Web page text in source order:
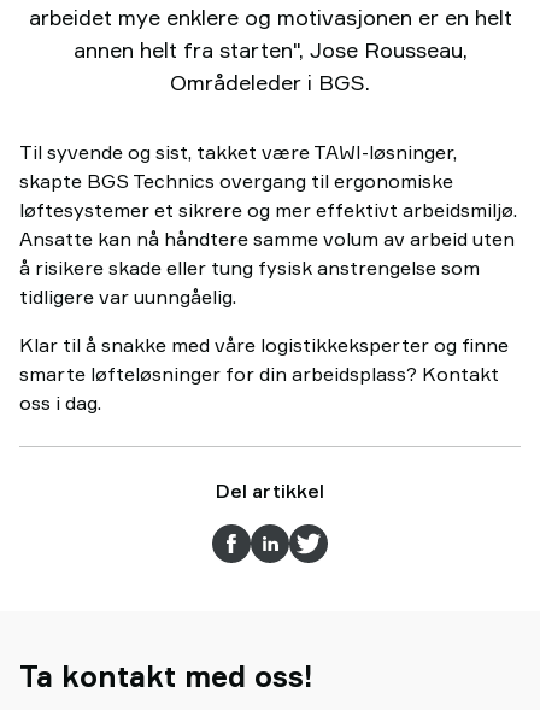
arbeidet mye enklere og motivasjonen er en helt
annen helt fra starten", Jose Rousseau,
Områdeleder i BGS.
Til syvende og sist, takket være TAWI-løsninger,
skapte BGS Technics overgang til ergonomiske
løftesystemer et sikrere og mer effektivt arbeidsmiljø.
Ansatte kan nå håndtere samme volum av arbeid uten
å risikere skade eller tung fysisk anstrengelse som
tidligere var uunngåelig.
Klar til å snakke med våre logistikkeksperter og finne
smarte løfteløsninger for din arbeidsplass? Kontakt
oss i dag.
Del artikkel
Ta kontakt med oss!